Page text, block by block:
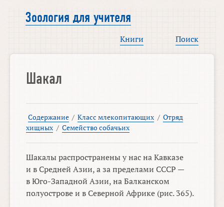
Зоология для учителя
Книги Поиск
Шакал
Содержание / Класс млекопитающих / Отряд
хищных / Семейство собачьих
Шакалы распространены у нас на Кавказе
и в Средней Азии, а за пределами СССР —
в Юго-Западной Азии, на Балканском
полуострове и в Северной Африке (рис. 365).